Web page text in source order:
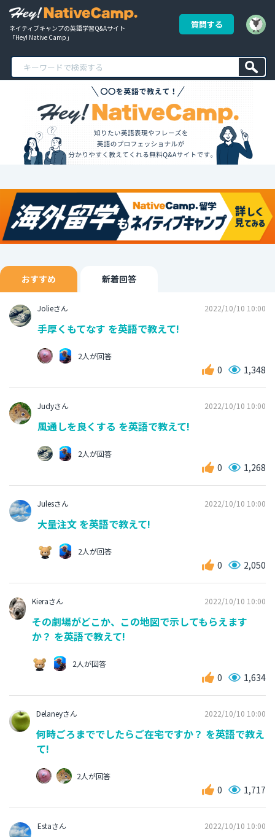
ネイティブキャンプの英語学習Q&Aサイト
「Hey! Native Camp」
質問する
おすすめ 新着回答
Jolieさん 2022/10/10 10:00
手厚くもてなす を英語で教えて!
2人が回答
0 1,348
Judyさん 2022/10/10 10:00
風通しを良くする を英語で教えて!
2人が回答
0 1,268
Julesさん 2022/10/10 10:00
大量注文 を英語で教えて!
2人が回答
0 2,050
Kieraさん 2022/10/10 10:00
その劇場がどこか、この地図で示してもらえます
か？ を英語で教えて!
2人が回答
0 1,634
Delaneyさん 2022/10/10 10:00
何時ごろまででしたらご在宅ですか？ を英語で教え
て!
2人が回答
0 1,717
Estaさん 2022/10/10 10:00